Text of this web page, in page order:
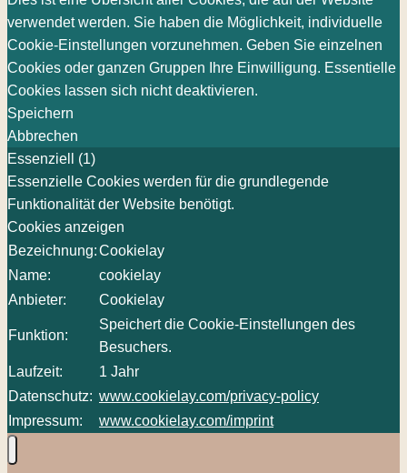
verwendet werden. Sie haben die Möglichkeit, individuelle
Cookie-Einstellungen vorzunehmen. Geben Sie einzelnen
Cookies oder ganzen Gruppen Ihre Einwilligung. Essentielle
Cookies lassen sich nicht deaktivieren.
Speichern
Abbrechen
Essenziell (1)
Essenzielle Cookies werden für die grundlegende
Funktionalität der Website benötigt.
Cookies anzeigen
Bezeichnung:Cookielay
Name:
cookielay
Anbieter:
Cookielay
Funktion:
Speichert die Cookie-Einstellungen des
Besuchers.
Laufzeit:
1 Jahr
Datenschutz: www.cookielay.com/privacy-policy
Impressum:
www.cookielay.com/imprint